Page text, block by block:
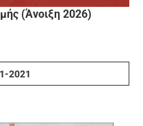
(Άνοιξη 2026)
2021